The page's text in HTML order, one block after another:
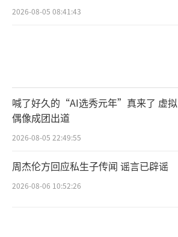
2026-08-05 08:41:43
喊了好久的“AI选秀元年”真来了 虚拟
偶像成团出道
2026-08-05 22:49:55
周杰伦方回应私生子传闻 谣言已辟谣
2026-08-06 10:52:26